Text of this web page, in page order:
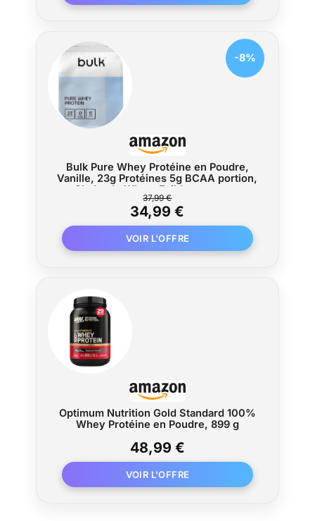
Bulk Pure Whey Protéine en Poudre,
Vanille, 23g Protéines 5g BCAA portion,
Shake de Whey, Faible en sucre,
Favorise la croissance la récupération
musculaires, Mélange facile, 1kg
37,99 €
34,99 €
-8%
Optimum Nutrition Gold Standard 100%
Whey Protéine en Poudre, 899 g
48,99 €